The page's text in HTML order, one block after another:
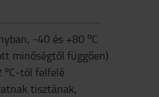
-40 és +80 ºC
minőségtől függően)
ºC-tól felfelé
tisztának,